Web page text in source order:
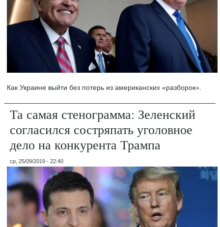
Как Украине выйти без потерь из американских «разборок».
Та самая стенограмма: Зеленский
согласился состряпать уголовное
дело на конкурента Трампа
ср, 25/09/2019 - 22:40